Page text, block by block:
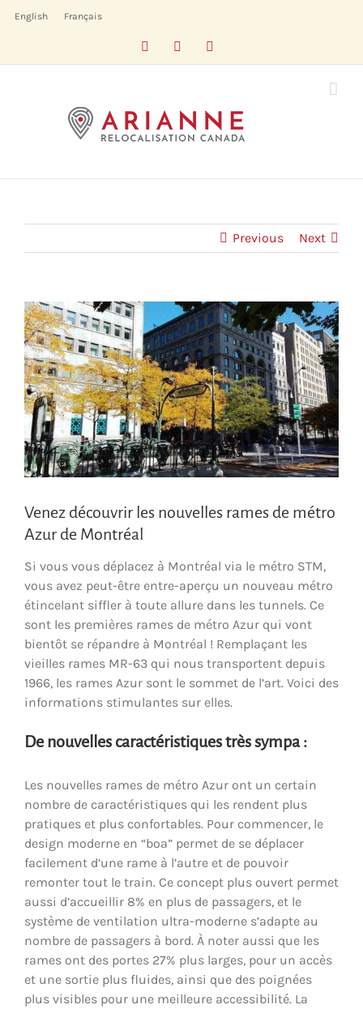
English Français
FacebookLinkedIn
Previous Next
View
Larger
Image
Venez découvrir les nouvelles rames de métro
Azur de Montréal
Si vous vous déplacez à Montréal via le métro STM,
vous avez peut-être entre-aperçu un nouveau métro
étincelant siffler à toute allure dans les tunnels. Ce
sont les premières rames de métro Azur qui vont
bientôt se répandre à Montréal ! Remplaçant les
vieilles rames MR-63 qui nous transportent depuis
1966, les rames Azur sont le sommet de l’art. Voici des
informations stimulantes sur elles.
De nouvelles caractéristiques très sympa :
Les nouvelles rames de métro Azur ont un certain
nombre de caractéristiques qui les rendent plus
pratiques et plus confortables. Pour commencer, le
design moderne en “boa” permet de se déplacer
facilement d’une rame à l’autre et de pouvoir
remonter tout le train. Ce concept plus ouvert permet
aussi d’accueillir 8% en plus de passagers, et le
système de ventilation ultra-moderne s’adapte au
nombre de passagers à bord. À noter aussi que les
rames ont des portes 27% plus larges, pour un accès
et une sortie plus fluides, ainsi que des poignées
plus visibles pour une meilleure accessibilité. La